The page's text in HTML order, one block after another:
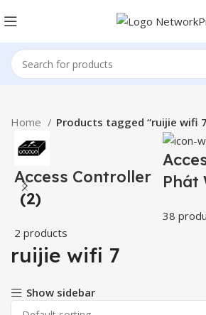
Home Products tagged “ruijie wifi
Access Controller
(2)
2 products
Phát
38
ruijie wifi 7
Show sidebar